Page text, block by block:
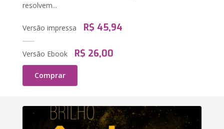
resolvem...
Versão impressa R$ 45,94
Versão Ebook R$ 26,00
Comprar